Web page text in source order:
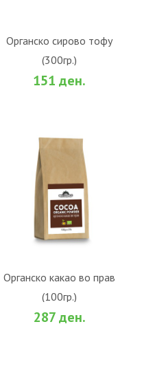
Органско сирово тофу
(300гр.)
151 ден.
ВО КОШНИЧКА
Органско какао во прав
(100гр.)
287 ден.
ВО КОШНИЧКА